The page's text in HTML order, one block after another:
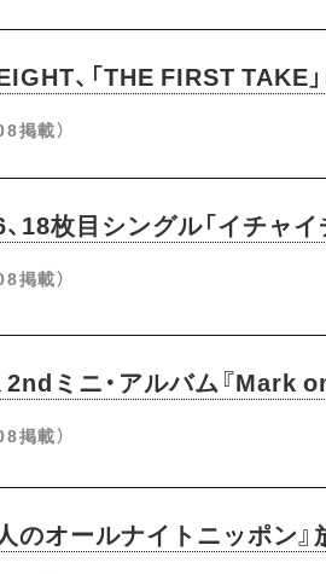
、「THE FIRST
掲載）
18枚目シングル「イチャ
掲載）
2ndミニ・アルバム『Mark
掲載）
のオールナイトニッポン』